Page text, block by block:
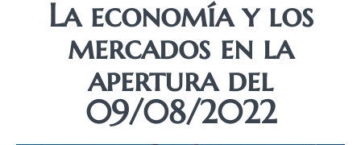
La economía y los
mercados en la
apertura del
09/08/2022